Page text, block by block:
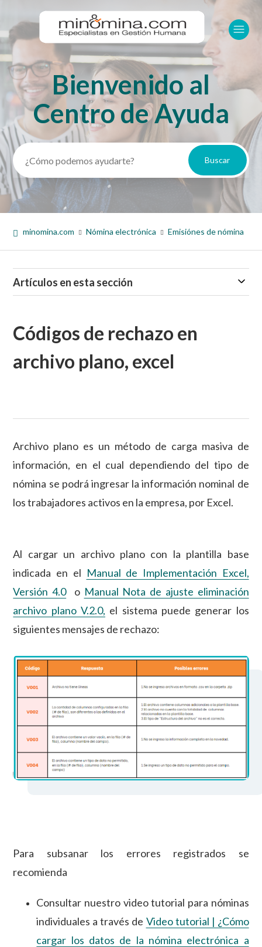
BúsquedaBienvenido al
Centro de Ayuda
minomina.com Nómina electrónica Emisiónes de nómina
Artículos en esta sección
Códigos de rechazo en
archivo plano, excel
Archivo plano es un método de carga masiva de
información, en el cual dependiendo del tipo de
nómina se podrá ingresar la información nominal de
los trabajadores activos en la empresa, por Excel.
Al cargar un archivo plano con la plantilla base
indicada en el Manual de Implementación Excel,
Versión 4.0o Manual Nota de ajuste eliminación
archivo plano V.2.0, el sistema puede generar los
siguientes mensajes de rechazo:
Para subsanar los errores registrados se
recomienda
Consultar nuestro video tutorial para nóminas
individuales a través de Video tutorial | ¿Cómo
cargar los datos de la nómina electrónica a